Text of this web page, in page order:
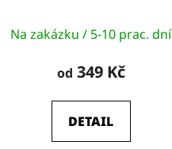
ů
k
Na zakázku / 5-10 prac. dní
od 349 Kč
DETAIL